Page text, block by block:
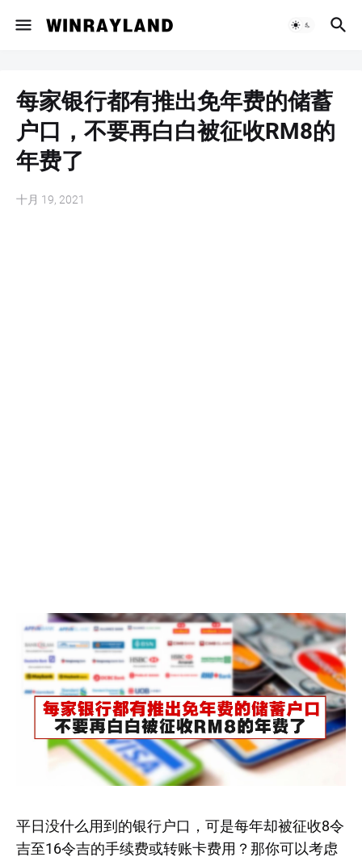
每家银行都有推出免年费的储蓄
户口，不要再白白被征收RM8的
年费了
十月 19, 2021
平日没什么用到的银行户口，可是每年却被征收8令
吉至16令吉的手续费或转账卡费用？那你可以考虑